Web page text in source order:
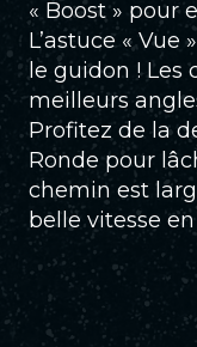
« Boost » pour
L’astuce « Vue
le guidon ! Les
meilleurs
Profitez de la
Ronde pour
chemin est
belle vitesse